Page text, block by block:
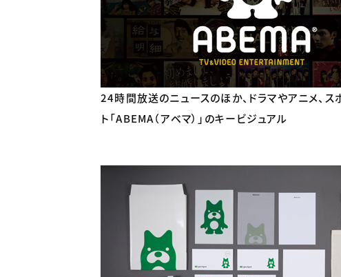
24時間放送のニュースのほか、ドラマやアニメ、
ト「ABEMA（アベマ）」のキービジュアル